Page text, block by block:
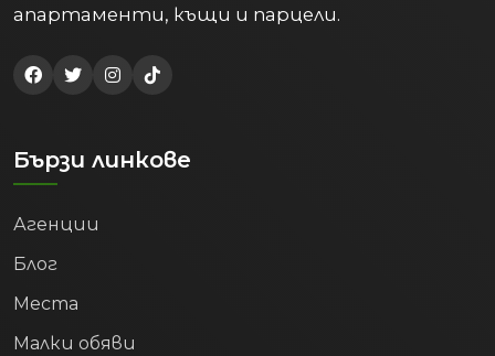
апартаменти, къщи и парцели.
Бързи линкове
Агенции
Блог
Места
Малки обяви